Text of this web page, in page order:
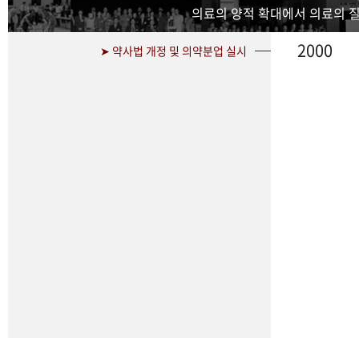
의료의 양적 확대에서 의료의
➤ 약사법 개정 및 의약분업 실시 2000